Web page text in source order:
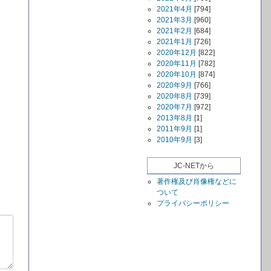
2021年4月 [794]
2021年3月 [960]
2021年2月 [684]
2021年1月 [726]
2020年12月 [822]
2020年11月 [782]
2020年10月 [874]
2020年9月 [766]
2020年8月 [739]
2020年7月 [972]
2013年8月 [1]
2011年9月 [1]
2010年9月 [3]
JC-NETから
著作権及び肖像権などに
ついて
プライバシーポリシー